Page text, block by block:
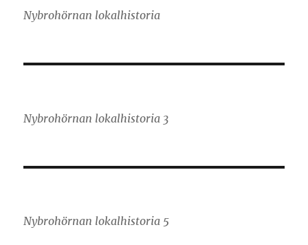
Nybrohörnan lokalhistoria
Nybrohörnan lokalhistoria 3
Nybrohörnan lokalhistoria 5